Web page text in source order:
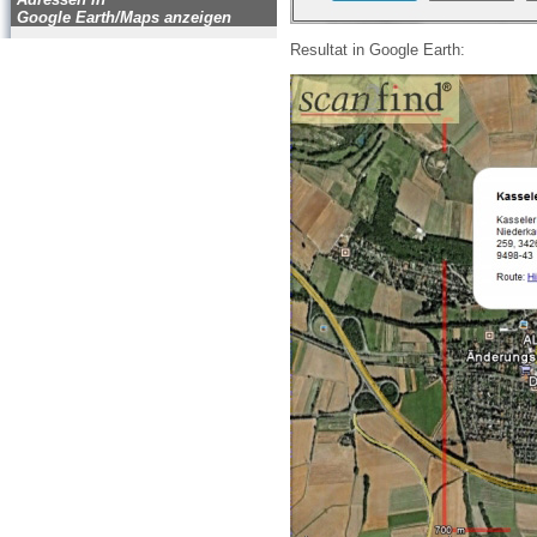
Google Earth/Maps anzeigen
Resultat in Google Earth: